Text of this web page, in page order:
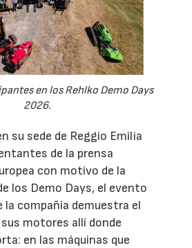
en los Rehlko Demo Days
2026.
su sede de Reggio Emilia
de la prensa
con motivo de la
los Demo Days, el evento
la compañía demuestra el
motores allí donde
en las máquinas que